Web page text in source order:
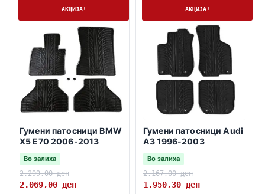
АКЦИЈА!
Гумени патосници BMW
X5 E70 2006-2013
Во залиха
2.299,00ден
2.069,00 ден
АКЦИЈА!
Гумени патосници Audi
A3 1996-2003
Во залиха
2.167,00ден
1.950,30 ден